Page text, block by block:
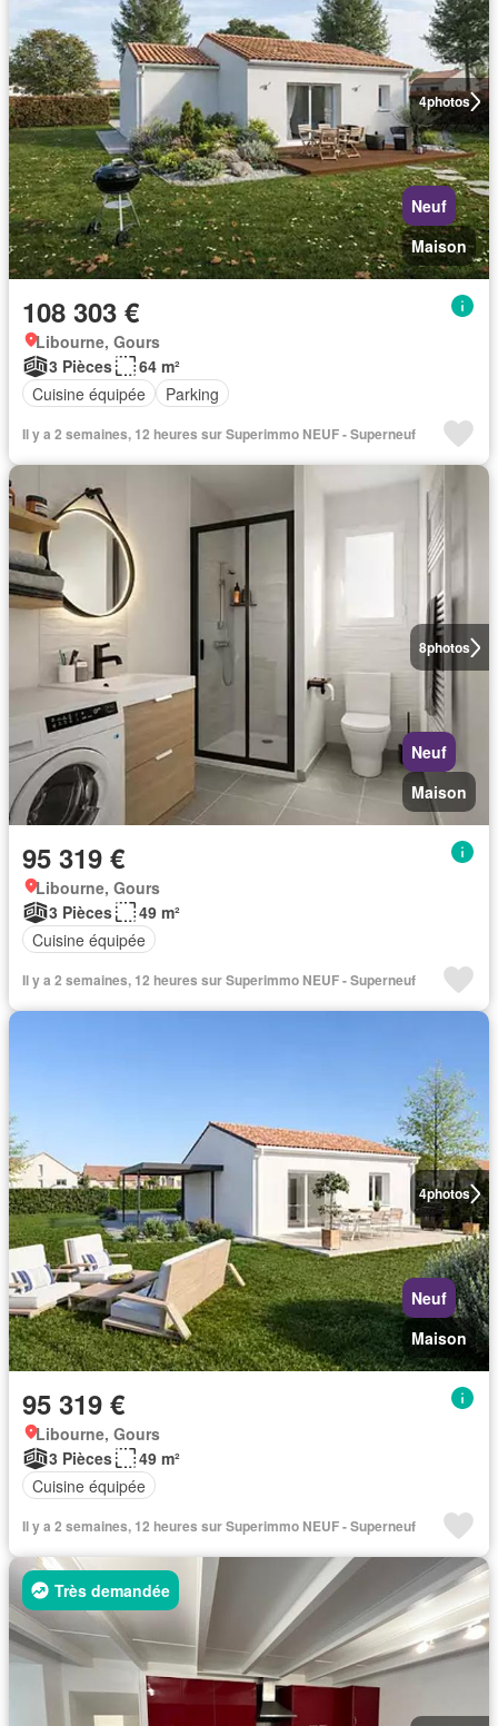
4photos
Neuf
Maison
108 303 €
Libourne, Gours
3 Pièces
64 m²
Cuisine équipée
Parking
Il y a 2 semaines, 12 heures sur Superimmo NEUF - Superneuf
8photos
Neuf
Maison
95 319 €
Libourne, Gours
3 Pièces
49 m²
Cuisine équipée
Il y a 2 semaines, 12 heures sur Superimmo NEUF - Superneuf
4photos
Neuf
Maison
95 319 €
Libourne, Gours
3 Pièces
49 m²
Cuisine équipée
Il y a 2 semaines, 12 heures sur Superimmo NEUF - Superneuf
Très demandée